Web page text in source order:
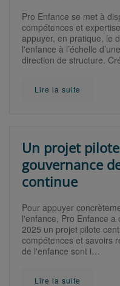
Pro Enfance se met à
compétences et
appuyer, en pratique, le
l'enfance à l’échelle
direction de structure.
Lire la suite
Un projet
gouvernance
continue
Pour appuyer
l'enfance, Pro Enfance
2025 un projet pilote
compétences et savoirs
de l'enfance sont i…
Lire la suite